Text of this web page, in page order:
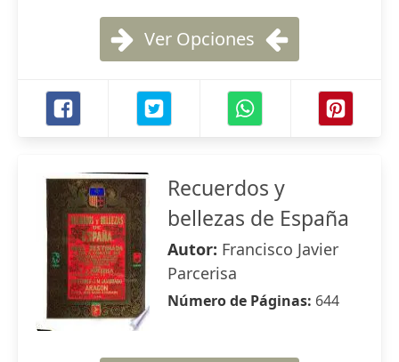
Ver Opciones
Recuerdos y
bellezas de España
Autor: Francisco Javier
Parcerisa
Número de Páginas: 644